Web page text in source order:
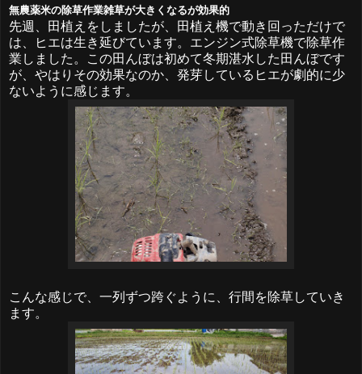
無農薬米の除草作業雑草が大きくなるが効果的
先週、田植えをしましたが、田植え機で動き回っただけで
は、ヒエは生き延びています。エンジン式除草機で除草作
業しました。この田んぼは初めて冬期湛水した田んぼです
が、やはりその効果なのか、発芽しているヒエが劇的に少
ないように感じます。
こんな感じで、一列ずつ跨ぐように、行間を除草していき
ます。